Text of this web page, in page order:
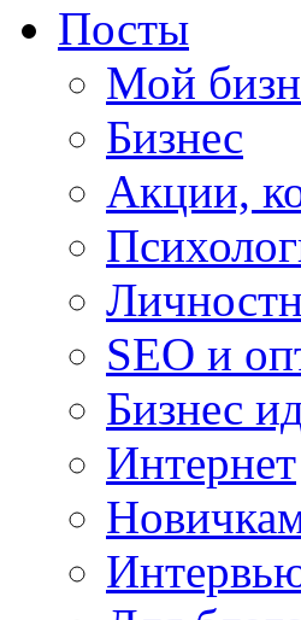
Посты
Мой
Бизнес
Акции,
SEO и
Бизнес
Интернет